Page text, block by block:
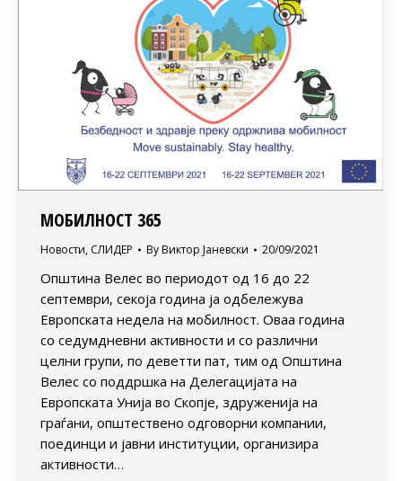
МОБИЛНОСТ 365
Новости, СЛИДЕР By Виктор Јаневски 20/09/2021
Општина Велес во периодот од 16 до 22
септември, секоја година ја одбележува
Европската недела на мобилност. Оваа година
со седумдневни активности и со различни
целни групи, по деветти пат, тим од Општина
Велес со поддршка на Делегацијата на
Европската Унија во Скопје, здруженија на
граѓани, општествено одговорни компании,
поединци и јавни институции, организира
активности…